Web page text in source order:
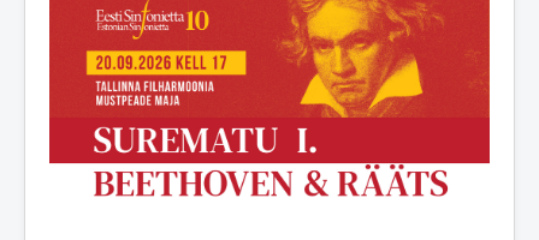
ORKESTER
KONTSERDID
MEEDIA
KONTAKT